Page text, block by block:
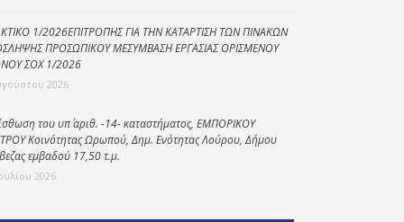
1/2026ΕΠΙΤΡΟΠΗΣ ΓΙΑ ΤΗΝ ΚΑΤΑΡΤΙΣΗ ΤΩΝ ΠΙΝΑΚΩΝ
ΠΡΟΣΩΠΙΚΟΥ ΜΕΣΥΜΒΑΣΗ ΕΡΓΑΣΙΑΣ ΟΡΙΣΜΕΝΟΥ
ΣΟΧ 1/2026
2026
του υπ΄ αριθ. -14- καταστήματος, ΕΜΠΟΡΙΚΟΥ
Κοινότητας Ωρωπού, Δημ. Ενότητας Λούρου, Δήμου
εμβαδού 17,50 τ.μ.
2026